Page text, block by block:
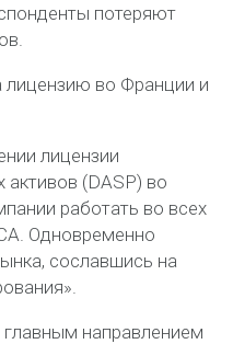
потеряют
во Франции и
лицензии
активов (DASP) во
работать во всех
Одновременно
сославшись на
главным направлением